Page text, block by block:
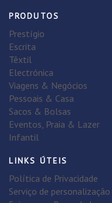
PRODUTOS
Prestígio
Escrita
Têxtil
Electrónica
Viagens & Negócios
Pessoais & Casa
Sacos & Bolsas
Eventos, Praia & Lazer
Infantil
LINKS ÚTEIS
Política de Privacidade
Serviço de personalização